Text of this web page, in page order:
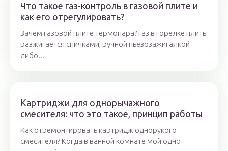
Что такое газ-контроль в газовой плите и
как его отрегулировать?
Зачем газовой плите термопара? Газ в горелке плиты
разжигается спичками, ручной пьезозажигалкой
либо...
Картриджи для однорычажного
смесителя: что это такое, принцип работы
Как отремонтировать картридж однорукого
смесителя? Когда в ванной комнате мой одно